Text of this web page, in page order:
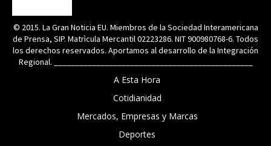
© 2015. La Gran Noticia EU. Miembros de la Sociedad Interamericana
de Prensa, SIP. Matrìcula Mercantil 02223286. NIT 900980768-6. Todos
los derechos reservados. Aportamos al desarrollo de la Integración
Regional. _______________________________________________
A Esta Hora
Cotidianidad
Mercados, Empresas y Marcas
Deportes